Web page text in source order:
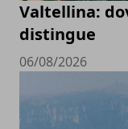
Valtellina:
distingue
06/08/2026